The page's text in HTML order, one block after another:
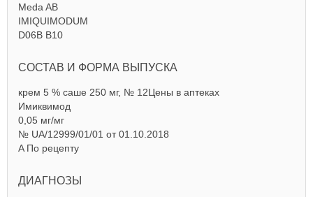
Meda AB
IMIQUIMODUM
D06B B10
СОСТАВ И ФОРМА ВЫПУСКА
крем 5 % саше 250 мг, № 12Цены в аптеках
Имиквимод
0,05 мг/мг
№ UA/12999/01/01 от 01.10.2018
AПо рецепту
ДИАГНОЗЫ